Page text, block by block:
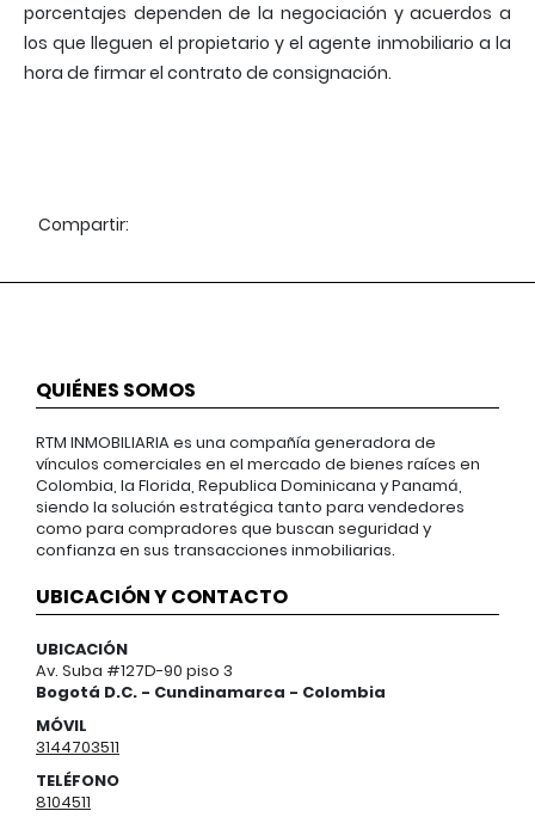
porcentajes dependen de la negociación y acuerdos a
los que lleguen el propietario y el agente inmobiliario a la
hora de firmar el contrato de consignación.
Compartir:
QUIÉNES SOMOS
RTM INMOBILIARIA es una compañía generadora de
vínculos comerciales en el mercado de bienes raíces en
Colombia, la Florida, Republica Dominicana y Panamá,
siendo la solución estratégica tanto para vendedores
como para compradores que buscan seguridad y
confianza en sus transacciones inmobiliarias.
UBICACIÓN Y CONTACTO
UBICACIÓN
Av. Suba #127D-90 piso 3
Bogotá D.C. - Cundinamarca - Colombia
MÓVIL
3144703511
TELÉFONO
8104511